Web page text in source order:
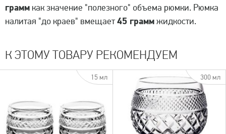
грамм как значение "полезного" объема рюмки. Рюмка
налитая "до краев" вмещает45 граммжидкости.
К ЭТОМУ ТОВАРУ РЕКОМЕНДУЕМ
15 мл 300 мл